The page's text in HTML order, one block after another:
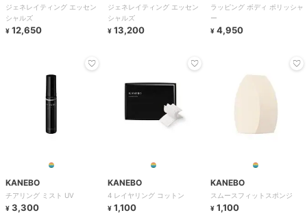
ジェネレイティング エッセン
シャルズ
¥ 12,650
ジェネレイティング エッセン
シャルズ
¥ 13,200
ラッピング ボディ ポリッシャ
ー
¥ 4,950
KANEBO
チアリング ミスト UV
¥ 3,300
KANEBO
4 レイヤリング コットン
¥ 1,100
KANEBO
スムースフィットスポンジ
¥ 1,100